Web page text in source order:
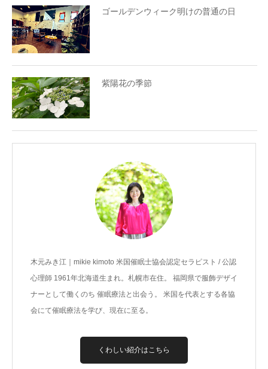
ゴールデンウィーク明けの普通の日
紫陽花の季節
木元みき江｜mikie kimoto 米国催眠士協会認定セラピスト / 公認
心理師 1961年北海道生まれ。札幌市在住。 福岡県で服飾デザイ
ナーとして働くのち 催眠療法と出会う。 米国を代表とする各協
会にて催眠療法を学び、現在に至る。
くわしい紹介はこちら